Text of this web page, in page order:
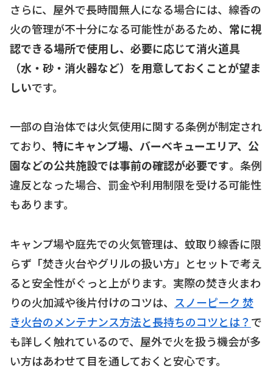
さらに、屋外で長時間無人になる場合には、線香の
火の管理が不十分になる可能性があるため、 常に視
認できる場所で使用し、必要に応じて消火道具
（水・砂・消火器など）を用意しておくことが望ま
しいです。
一部の自治体では火気使用に関する条例が制定され
ており、 特にキャンプ場、バーベキューエリア、公
園などの公共施設では事前の確認が必要です。条例
違反となった場合、罰金や利用制限を受ける可能性
もあります。
キャンプ場や庭先での火気管理は、蚊取り線香に限
らず「焚き火台やグリルの扱い方」とセットで考え
ると安全性がぐっと上がります。実際の焚き火まわ
りの火加減や後片付けのコツは、 スノーピーク 焚
き火台のメンテナンス方法と長持ちのコツとは？ で
も詳しく触れているので、屋外で火を扱う機会が多
い方はあわせて目を通しておくと安心です。